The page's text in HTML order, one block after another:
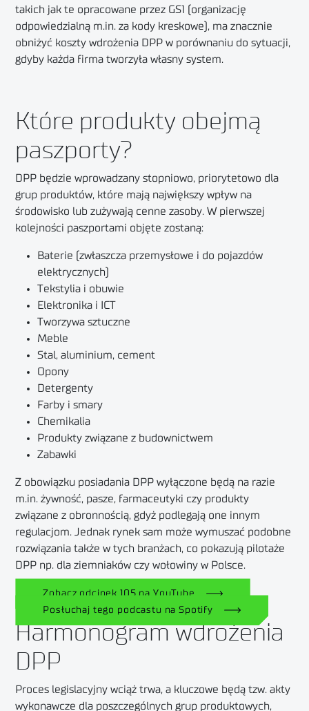
takich jak te opracowane przez GS1 (organizację
odpowiedzialną m.in. za kody kreskowe), ma znacznie
obniżyć koszty wdrożenia DPP w porównaniu do sytuacji,
gdyby każda firma tworzyła własny system.
Które produkty obejmą
paszporty?
DPP będzie wprowadzany stopniowo, priorytetowo dla
grup produktów, które mają największy wpływ na
środowisko lub zużywają cenne zasoby. W pierwszej
kolejności paszportami objęte zostaną:
Baterie (zwłaszcza przemysłowe i do pojazdów
elektrycznych)
Tekstylia i obuwie
Elektronika i ICT
Tworzywa sztuczne
Meble
Stal, aluminium, cement
Opony
Detergenty
Farby i smary
Chemikalia
Produkty związane z budownictwem
Zabawki
Z obowiązku posiadania DPP wyłączone będą na razie
m.in. żywność, pasze, farmaceutyki czy produkty
związane z obronnością, gdyż podlegają one innym
regulacjom. Jednak rynek sam może wymuszać podobne
rozwiązania także w tych branżach, co pokazują pilotaże
DPP np. dla ziemniaków czy wołowiny w Polsce.
Zobacz odcinek 105 na YouTube
Posłuchaj tego podcastu na Spotify
Harmonogram wdrożenia
DPP
Proces legislacyjny wciąż trwa, a kluczowe będą tzw. akty
wykonawcze dla poszczególnych grup produktowych,